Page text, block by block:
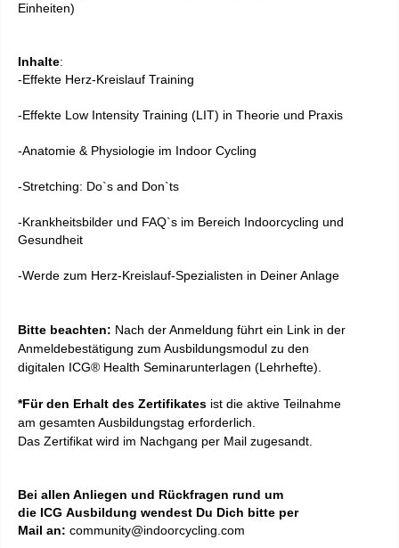
Einheiten)
Inhalte:
-Effekte Herz-Kreislauf Training
-Effekte Low Intensity Training (LIT) in Theorie und Praxis
-Anatomie & Physiologie im Indoor Cycling
-Stretching: Do`s and Don`ts
-Krankheitsbilder und FAQ`s im Bereich Indoorcycling und
Gesundheit
-Werde zum Herz-Kreislauf-Spezialisten in Deiner Anlage
Bitte beachten: Nach der Anmeldung führt ein Link in der
Anmeldebestätigung zum Ausbildungsmodul zu den
digitalen ICG® Health Seminarunterlagen (Lehrhefte).
*Für den Erhalt des Zertifikates ist die aktive Teilnahme
am gesamten Ausbildungstag erforderlich.
Das Zertifikat wird im Nachgang per Mail zugesandt.
Bei allen Anliegen und Rückfragen rund um
die ICG Ausbildung wendest Du Dich bitte per
Mail an: community@indoorcycling.com